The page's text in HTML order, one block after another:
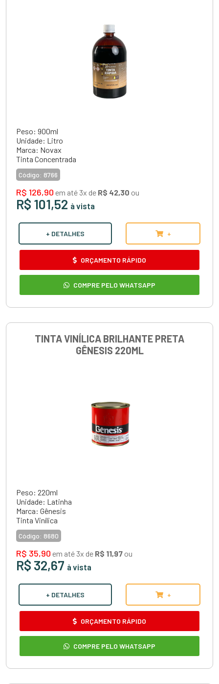
Peso: 900ml
Unidade: Litro
Marca: Novax
Tinta Concentrada
Código: 8766
R$ 126,90 em até 3x de R$ 42,30 ou
R$ 101,52 à vista
+ DETALHES +
ORÇAMENTO RÁPIDO
COMPRE PELO WHATSAPP
TINTA VINÍLICA BRILHANTE PRETA
GÊNESIS 220ML
Peso: 220ml
Unidade: Latinha
Marca: Gênesis
Tinta Vinílica
Código: 8680
R$ 35,90 em até 3x de R$ 11,97 ou
R$ 32,67 à vista
+ DETALHES +
ORÇAMENTO RÁPIDO
COMPRE PELO WHATSAPP